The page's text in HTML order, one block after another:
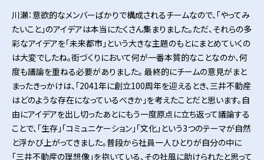
川瀬：意欲的なメンバーばかりで構成されるチームなので、「やってみ
たいこと」のアイデアは本当にたくさん集まりました。ただ、それらの多
彩なアイデアを「未来都市」という大きな主題のもとにまとめていくの
は大変でしたね。街づくりにおいて何が一番本質的なことなのか、何
度も議論を重ねる必要がありました。 最終的にチームの意見がまと
まったきっかけは、「2041年に創立100周年を迎えるとき、三井不動産
はどのような存在になっているべきか」を考えたことだと思います。自
由にアイデアを出し切ったあとにもう一度原点に立ち返って議論する
ことで、「生存」「コミュニケーション」「文化」という3つのテーマが自然
と浮かび上がってきました。普段から社員一人ひとりが自分の中に
「三井不動産の理想像」を抱いている、その社風に助けられたと思って